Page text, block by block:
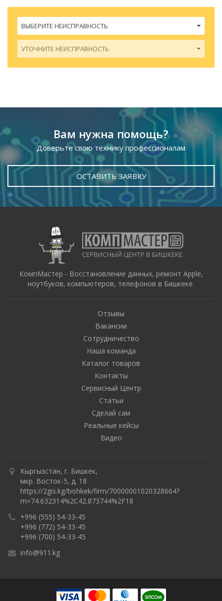
ВЫБЕРИТЕ НЕИСПРАВНОСТЬ
УТОЧНИТЕ НЕИСПРАВНОСТЬ
Вам нужна помощь?
Доверьте свою технику профессионалам
ОСТАВИТЬ ЗАЯВКУ
КомпМастер - Восстановление данных, ремонт Apple,
ноутбуков, компьютеров, телефонов в Бишкеке.
Отзывы
Вакансии
Сотрудничество
Наша команда
Каталог товаров
Контакты
Сервисный Центр
Статьи
Сделай сам
Реальные кейсы
Видео
Кыргызстан, г. Бишкек,
мкр. Восток-5, д. 18
https://2gis.kg/bishkek/firm/70000001020328664?
m=74.632314%2C42.873744%2F18
+996 (555) 54-33-45
+996 (772) 54-33-45
+996 (700) 54-33-45
info@911.kg